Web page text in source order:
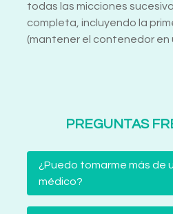
todas las micciones
completa, incluyendo la
(mantener el contenedor en
PREGUNTAS
¿Puedo tomarme más de
médico?